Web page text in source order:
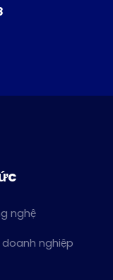
nghệ
nghiệp